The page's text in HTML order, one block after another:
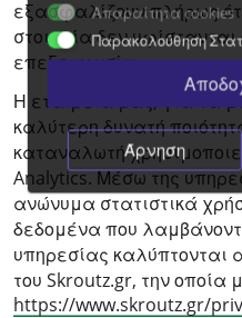
εξασφαλίζουν πλήρως
στοιχεία δεν
επεξεργασία.
Η εταιρεία μας, για να
καλύτερη δυνατή
καταναλωτή
Analytics. Μέσω της
ανώνυμα στατιστικά
δεδομένα που
υπηρεσίας καλύπτονται
του Skroutz.gr, την οποία
https://www.skroutz.gr/
Απαραίτητα cookies
Παρακολούθηση
Άρνηση